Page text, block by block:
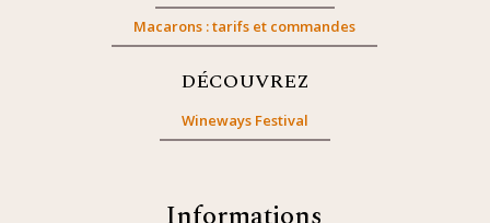
Macarons : tarifs et commandes
DÉCOUVREZ
Wineways Festival